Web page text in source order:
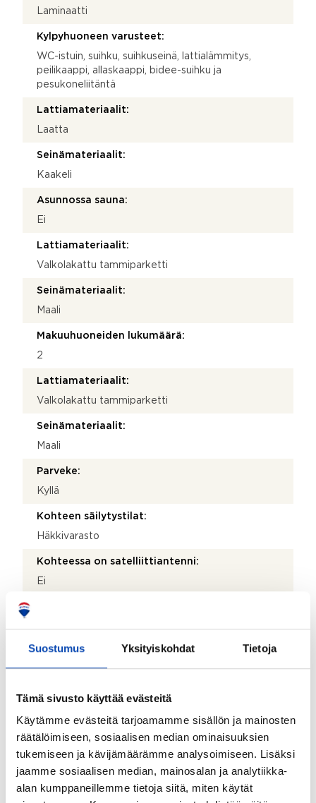
Suostumus Yksityiskohdat Tietoja
Tämä sivusto käyttää evästeitä
Käytämme evästeitä tarjoamamme sisällön ja mainosten
räätälöimiseen, sosiaalisen median ominaisuuksien
tukemiseen ja kävijämäärämme analysoimiseen. Lisäksi
jaamme sosiaalisen median, mainosalan ja analytiikka-
alan kumppaneillemme tietoja siitä, miten käytät
Laminaatti
Kylpyhuoneen varusteet:
WC-istuin, suihku, suihkuseinä, lattialämmitys,
peilikaappi, allaskaappi, bidee-suihku ja
pesukoneliitäntä
Lattiamateriaalit:
Laatta
Seinämateriaalit:
Kaakeli
Asunnossa sauna:
Ei
Lattiamateriaalit:
Valkolakattu tammiparketti
Seinämateriaalit:
Maali
Makuuhuoneiden lukumäärä:
2
Lattiamateriaalit:
Valkolakattu tammiparketti
Seinämateriaalit:
Maali
Parveke:
Kyllä
Kohteen säilytystilat:
Häkkivarasto
Kohteessa on satelliittiantenni:
Ei
Kohde on liitetty tietoliikenneverkkoon:
Kyllä
Kohteen yleiskunto:
Hyvä
Taloyhtiö
Taloyhtiön nimi: